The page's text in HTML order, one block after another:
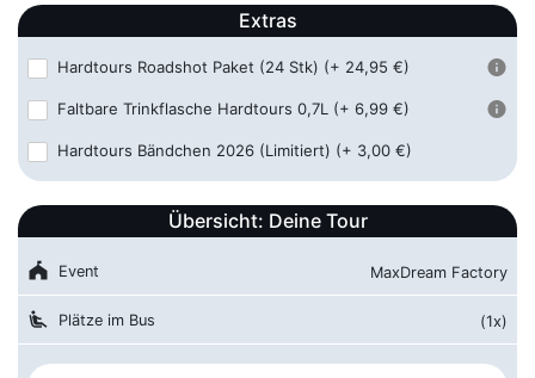
Ingolstadt - ZOB
Esplanade 31, 85049 Ingolstadt 03.10.2026 ca. 10:00 Uhr
Hinterm Hauptbahnhof 6, 76137
Karlsruhe
03.10.2026 ca. 05:15 Uhr
Linz - Hbf (AT) 49,00 €
Bahnhofpl. 3-6, 4020 Linz 03.10.2026 ca. 08:30 Uhr
Memmingen - Hbf 45,00 €
Bahnhofstraße 3 -5, 87700
Memmingen
03.10.2026 ca. 09:30 Uhr
Extras
Hardtours Roadshot Paket (24 Stk) (+ 24,95 €)
Faltbare Trinkflasche Hardtours 0,7L (+ 6,99 €)
Hardtours Bändchen 2026 (Limitiert) (+ 3,00 €)
Übersicht: Deine Tour
festival Event MaxDream Factory
airline_seat_recline_extra Plätze im Bus (1x)